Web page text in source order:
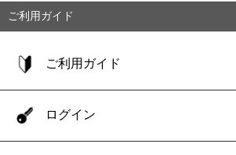
ご利用ガイド
ご利用ガイド
ログイン